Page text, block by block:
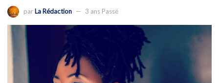
parLa Rédaction 3 ans Passé